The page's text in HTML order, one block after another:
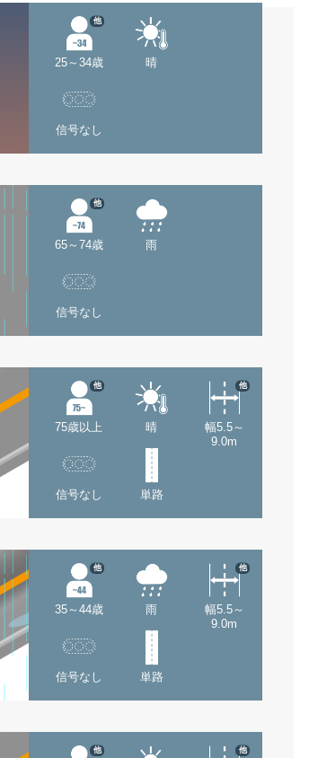
25～34歳
他
晴
信号なし
65～74歳
他
雨
信号なし
75歳以上
他
晴
幅5.5～
9.0m
他
信号なし 単路
35～44歳
他
雨
幅5.5～
9.0m
他
信号なし 単路
他 他